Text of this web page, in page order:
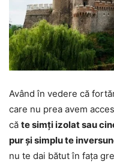
Având în vedere că
care nu prea avem
că te simți izolat sau
pur și simplu te
nu te dai bătut în fața